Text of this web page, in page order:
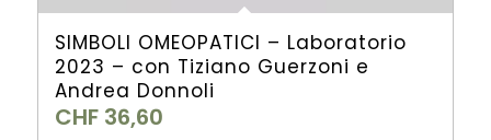
SIMBOLI OMEOPATICI – Laboratorio
2023 – con Tiziano Guerzoni e
Andrea Donnoli
CHF36,60